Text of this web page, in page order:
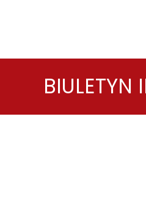
BIULETYN